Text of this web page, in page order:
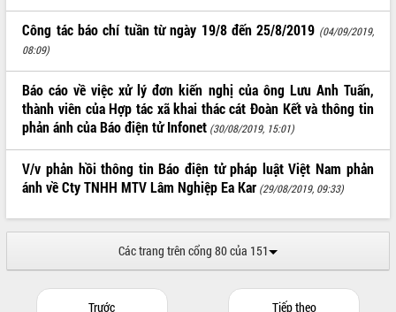
THÔNG TIN CHỈ ĐẠO ĐIỀU HÀNH
VĂN BẢN HĐND TỈNH
ĐIỂM TIN VĂN BẢN
QUY HOẠCH - KẾ HOẠCH
Công tác báo chí tuần từ ngày 19/8 đến 25/8/2019 (04/09/2019,
08:09)
Báo cáo về việc xử lý đơn kiến nghị của ông Lưu Anh Tuấn,
thành viên của Hợp tác xã khai thác cát Đoàn Kết và thông tin
phản ánh của Báo điện tử Infonet (30/08/2019, 15:01)
V/v phản hồi thông tin Báo điện tử pháp luật Việt Nam phản
ánh về Cty TNHH MTV Lâm Nghiệp Ea Kar (29/08/2019, 09:33)
Các trang trên cổng 80 của 151
Trước Tiếp theo